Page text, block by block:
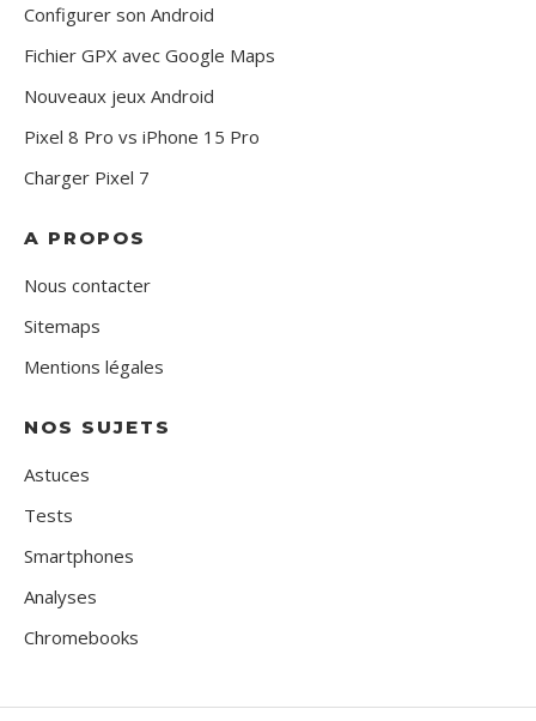
Configurer son Android
Fichier GPX avec Google Maps
Nouveaux jeux Android
Pixel 8 Pro vs iPhone 15 Pro
Charger Pixel 7
A PROPOS
Nous contacter
Sitemaps
Mentions légales
NOS SUJETS
Astuces
Tests
Smartphones
Analyses
Chromebooks